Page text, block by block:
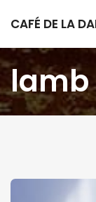
CAFÉ DE LA
lamb